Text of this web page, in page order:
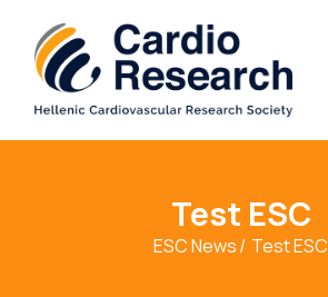
Test ESC
ESC News Test ESC